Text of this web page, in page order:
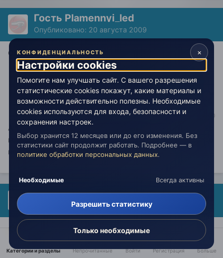
Гость Plamennyi_led
Опубликовано: 20 августа 2009
Орланда
Орланда писал:
Поархонить или погасафадить чтоли?
А зачем? Порландить...Про-Орландить...Вернее. Вы ко
мне так внимательны, Орланда! Право не стоит...Я это
не заслужила.
Гость Архон
Опубликовано:20 августа 2009
Категории и разделы Непрочитанные Войти Регистрация Больше
×
КОНФИДЕНЦИАЛЬНОСТЬ
Настройки cookies
Помогите нам улучшать сайт. С вашего разрешения
статистические cookies покажут, какие материалы и
возможности действительно полезны. Необходимые
cookies используются для входа, безопасности и
сохранения настроек.
Выбор хранится 12 месяцев или до его изменения. Без
статистики сайт продолжит работать. Подробнее — в
политике обработки персональных данных.
Необходимые Всегда активны
Разрешить статистику
Только необходимые